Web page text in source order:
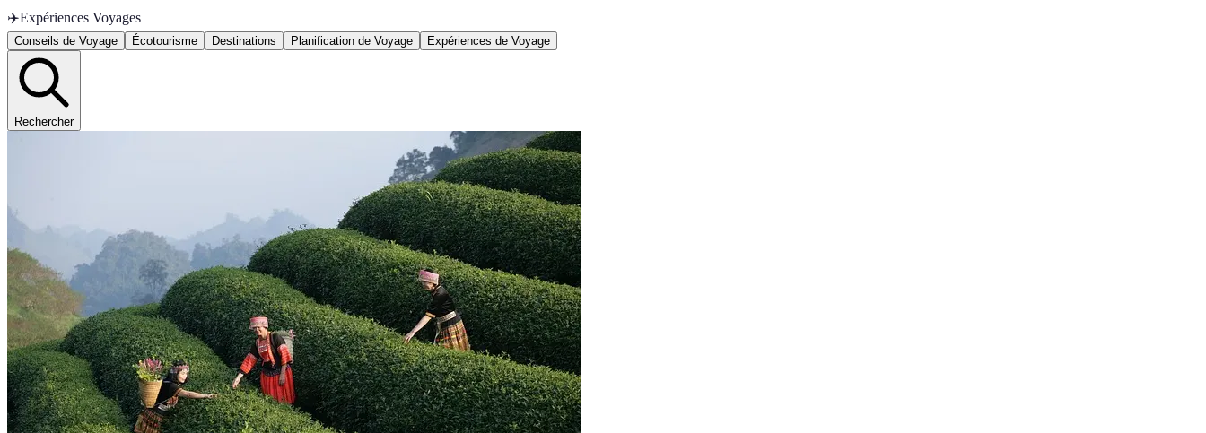
✈️Expériences Voyages
Conseils de Voyage Écotourisme Destinations Planification de Voyage Expériences de Voyage
Rechercher